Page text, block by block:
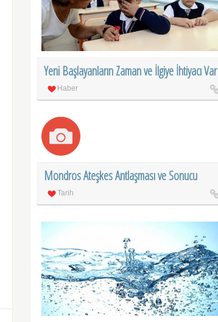
Yeni Başlayanların Zaman ve İlgiye İhtiyacı Var
Haber
Mondros Ateşkes Antlaşması ve Sonucu
Tarih